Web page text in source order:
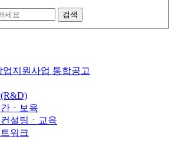
검색
업지원사업 통합공고
ㆍ보육
설팅ㆍ교육
워크